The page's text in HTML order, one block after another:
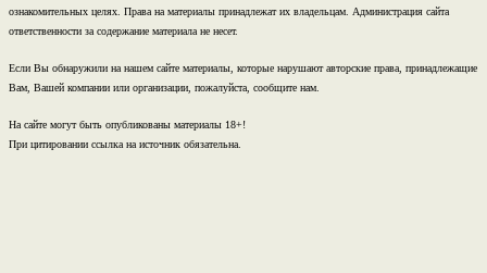
ознакомительных целях. Права на материалы принадлежат их владельцам. Администрация сайта
ответственности за содержание материала не несет.
Если Вы обнаружили на нашем сайте материалы, которые нарушают авторские права, принадлежащие
Вам, Вашей компании или организации, пожалуйста, сообщите нам.
На сайте могут быть опубликованы материалы 18+!
При цитировании ссылка на источник обязательна.